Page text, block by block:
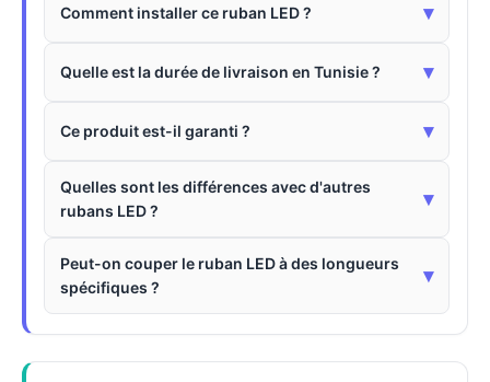
Comment installer ce ruban LED ? ▾
Quelle est la durée de livraison en Tunisie ? ▾
Ce produit est-il garanti ? ▾
Quelles sont les différences avec d'autres
rubans LED ?
▾
Peut-on couper le ruban LED à des longueurs
spécifiques ?
▾